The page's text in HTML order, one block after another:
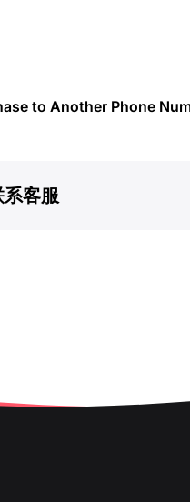
to Another Phone
系客服